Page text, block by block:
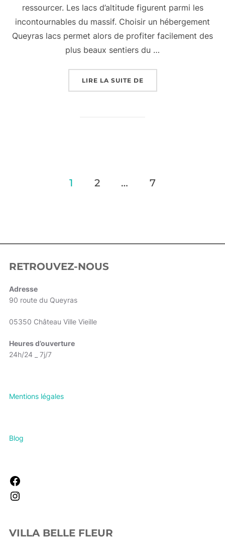
ressourcer. Les lacs d’altitude figurent parmi les
incontournables du massif. Choisir un hébergement
Queyras lacs permet alors de profiter facilement des
plus beaux sentiers du …
LIRE LA SUITE DE
1 2 … 7
RETROUVEZ-NOUS
Adresse
90 route du Queyras
05350 Château Ville Vieille
Heures d’ouverture
24h/24 _ 7j/7
Mentions légales
Blog
VILLA BELLE FLEUR